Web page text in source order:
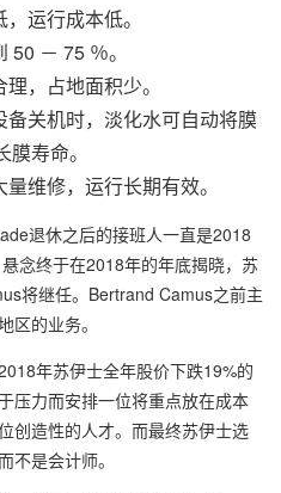
运行成本低。
－ 75 ％。
，占地面积少。
关机时，淡化水可自动将膜
寿命。
维修，运行长期有效。
退休之后的接班人一直是2018
念终于在2018年的年底揭晓，苏
将继任。Bertrand Camus之前主
区的业务。
年苏伊士全年股价下跌19%的
压力而安排一位将重点放在成本
创造性的人才。而最终苏伊士选
不是会计师。